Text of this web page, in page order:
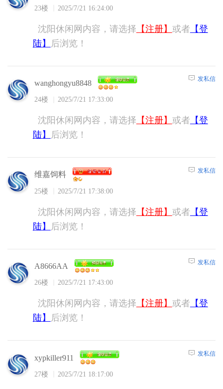
23楼 2025/7/21 16:24:00
沈阳休闲网内容，请选择 【注册】 或者 【登
陆】
后浏览！
wanghongyu8848
24楼 2025/7/21 17:33:00
发私信
沈阳休闲网内容，请选择 【注册】 或者 【登
陆】
后浏览！
维嘉饲料
25楼 2025/7/21 17:38:00
发私信
沈阳休闲网内容，请选择 【注册】 或者 【登
陆】
后浏览！
A8666AA
26楼 2025/7/21 17:43:00
发私信
沈阳休闲网内容，请选择 【注册】 或者 【登
陆】
后浏览！
xypkiller911
27楼 2025/7/21 18:17:00
发私信